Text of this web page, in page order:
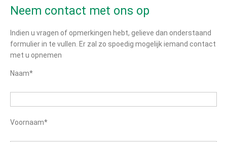
Neem contact met ons op
Indien u vragen of opmerkingen hebt, gelieve dan onderstaand
formulier in te vullen. Er zal zo spoedig mogelijk iemand contact
met u opnemen
Naam*
Voornaam*